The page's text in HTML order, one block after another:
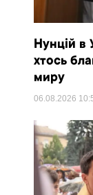
Нунцій в
хтось
миру
06.08.2026